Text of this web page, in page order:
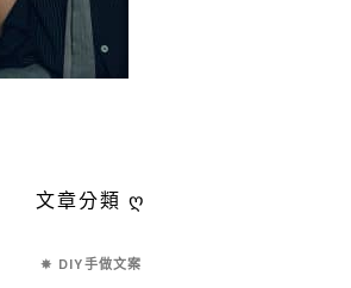
文章分類 ღ
✵ DIY手做文案